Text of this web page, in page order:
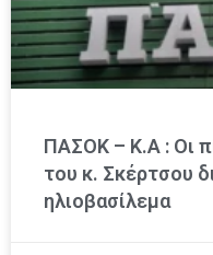
ΠΑΣΟΚ – Κ.Α : Οι
του κ. Σκέρτσου
ηλιοβασίλεμα